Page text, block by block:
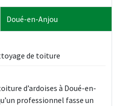
Doué-en-Anjou
de toiture
d’ardoises à Doué-en-
professionnel fasse un